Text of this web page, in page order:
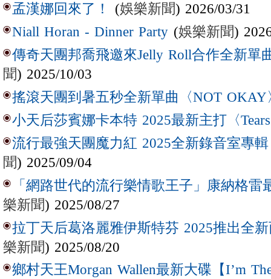
孟漢娜回來了！ (娛樂新聞) 2026/03/31
Niall Horan - Dinner Party (娛樂新聞)
傳奇天團邦喬飛邀來Jelly Roll合作全新單
聞) 2025/10/03
搖滾天團到暑五秒全新單曲〈NOT OKAY
小天后莎賓娜卡本特 2025最新主打〈
流行最強天團魔力紅 2025全新錄音室專
聞) 2025/09/04
「網路世代的流行樂情歌王子」康納格雷
樂新聞) 2025/08/27
拉丁天后葛洛麗雅伊斯特芬 2025推出全新
樂新聞) 2025/08/20
鄉村天王Morgan Wallen最新大碟【I’m